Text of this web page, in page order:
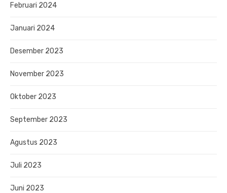
Februari 2024
Januari 2024
Desember 2023
November 2023
Oktober 2023
September 2023
Agustus 2023
Juli 2023
Juni 2023